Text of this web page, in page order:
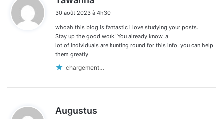
t
:
30 août 2023 à 4h30
whoah this blog is fantastic i love studying your posts.
Stay up the good work! You already know, a
lot of individuals are hunting round for this info, you can help
them greatly.
chargement…
Augustus